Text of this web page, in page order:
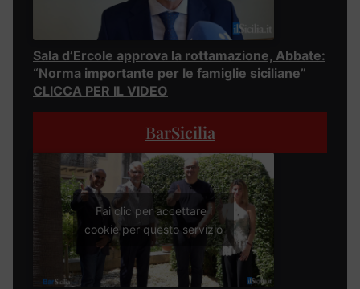
Sala d’Ercole approva la rottamazione, Abbate:
“Norma importante per le famiglie siciliane”
CLICCA PER IL VIDEO
BarSicilia
Fai clic per accettare i
cookie per questo servizio